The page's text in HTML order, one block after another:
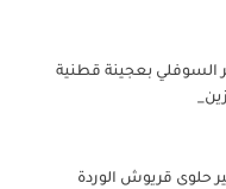
السوفلي بعجينة قطنية
حلوى قريوش الوردة